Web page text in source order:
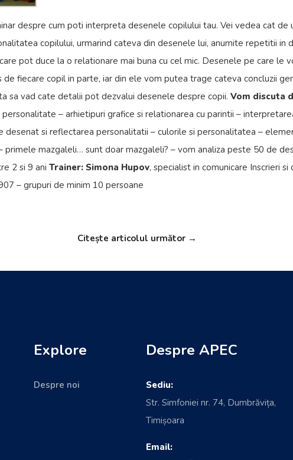
despre cum poti interpreta desenele copilului tau. Vei vedea cat de
copilului, urmarind cateva din desenele lui, anumite repetitii in
pot duce la o relationare mai buna cu cel mic. Desenele pe care le
fiecare copil in parte, iar din ele vom putea trage cateva concluzii
sa vad cate detalii pot dezvalui desenele despre copii. Vom discuta
– arhietipuri grafice si relationarea cu parintii –
desenat si reflectarea personalitatii – culorile si personalitatea –
primele mazgaleli… sunt doar mazgaleli? – vom analiza peste 50 de
2 si 9 ani Trainer: Simona Hupov, specialist in comunicare Inscrieri si
– grupuri de minim 10 persoane
Citește articolul următor →
Explore
Despre noi
Despre APEC
Sediu:
Str. Simfoniei nr. 74, Dumbrăvița,
Timișoara
Email: